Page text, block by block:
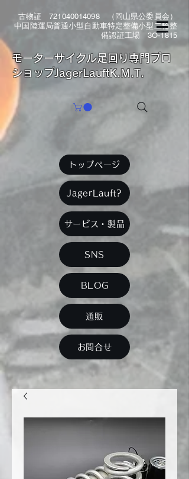
古物証 721040014098（岡山県公委員会）
中国陸運局普通小型自動車特定整備小型二輪整
備認証工場 3O-1815
​モーターサイクル足回り専門プロ
ショップJagerLauftK.M.T.
トップページ
JagerLauft?
サービス・製品
SNS
BLOG
通販
お問合せ